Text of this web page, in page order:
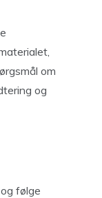
om
og
følge